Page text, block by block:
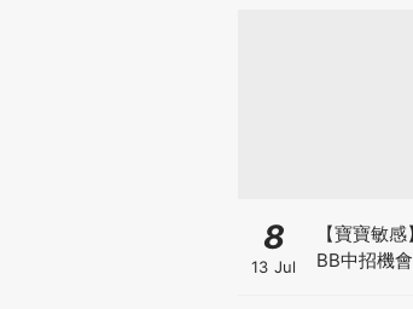
8
13 Jul
【寶寶敏
BB中招機